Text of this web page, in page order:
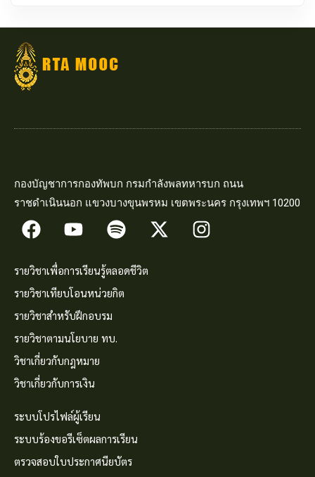
กองบัญชาการกองทัพบก กรมกำลังพลทหารบก ถนน
ราชดำเนินนอก แขวงบางขุนพรหม เขตพระนคร กรุงเทพฯ 10200
รายวิชาเพื่อการเรียนรู้ตลอดชีวิต
รายวิชาเทียบโอนหน่วยกิต
รายวิชาสำหรับฝึกอบรม
รายวิชาตามนโยบาย ทบ.
วิชาเกี่ยวกับกฎหมาย
วิชาเกี่ยวกับการเงิน
ระบบโปรไฟล์ผู้เรียน
ระบบร้องขอรีเซ็ตผลการเรียน
ตรวจสอบใบประกาศนียบัตร